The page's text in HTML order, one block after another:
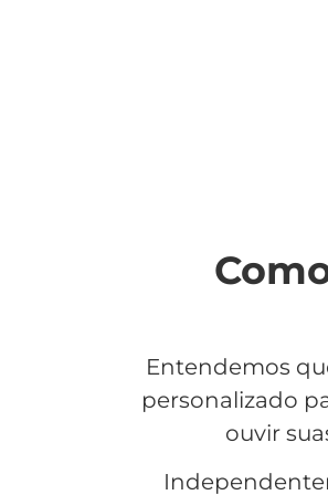
Entendemos
personalizado
ouvir